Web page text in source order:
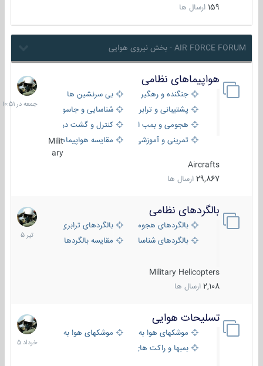
159 ارسال ها
AIR FORCE FORUM - بخش نیروی هوایی
هواپیماهای نظامی
جنگنده و رهگیر
بی سرنشین ها
پشتیبانی و ترابری
شناسایی و جاسوسی
هجومی و بمب افکن
کنترل و گشت دریایی
تمرینی و آموزشی
مقایسه هواپیماهاMilit
ary
Aircrafts
29,867 ارسال ها
جمعه
در
10:51
بالگردهای نظامی
بالگردهای هجومی
بالگردهای ترابری
بالگردهای شناسایی
مقایسه بالگردها
Military Helicopters
2,108 ارسال ها
22
تیر
1405
تسلیحات هوایی
موشکهای هوا به هوا
موشکهای هوا به سطح
بمبها و راکت های هوایی
30
خرداد
1405